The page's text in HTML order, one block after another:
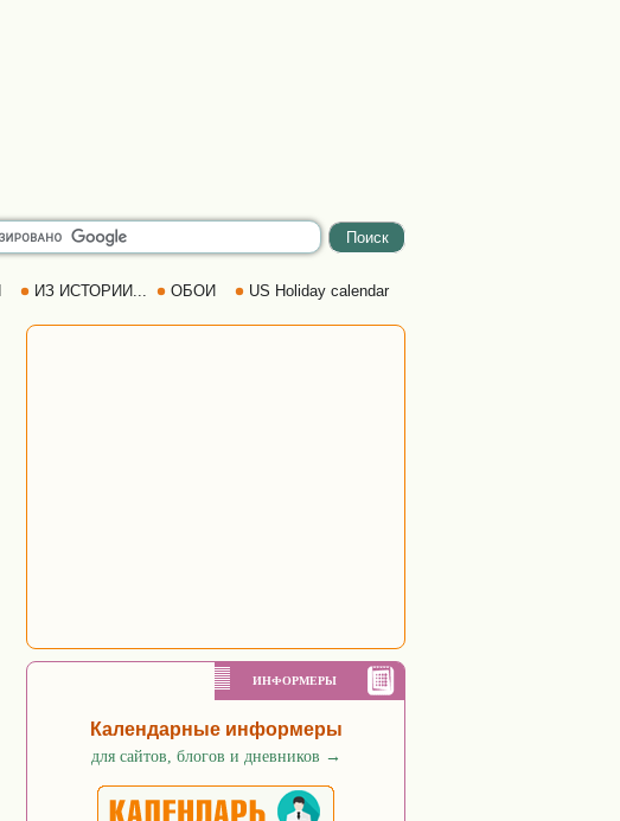
ИЗ ИСТОРИИ... ОБОИ US Holiday calendar
ИНФОРМЕРЫ
Календарные информеры
для сайтов, блогов и дневников →